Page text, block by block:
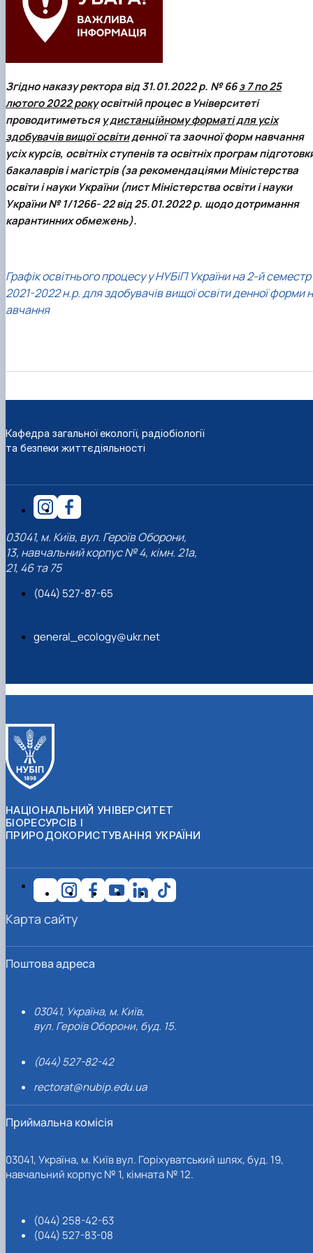
Згідно наказу ректора від 31.01.2022 р. № 66з 7 по 25
лютого 2022 рокуосвітній процес в Університеті
проводитиметьсяу дистанційному форматі для усіх
здобувачів вищої освітиденної та заочної форм навчання
усіх курсів, освітніх ступенів та освітніх програм
бакалаврів і магістрів (за рекомендаціями Міністерства
освіти і науки України (лист Міністерства освіти і науки
України № 1/1266- 22 від 25.01.2022 р. щодо дотримання
карантинних обмежень).
Графік освітнього процесу у НУБіП України на 2-й семестр
2021-2022 н.р. для здобувачів вищої освіти денної форми н
авчання
Кафедра загальної екології, радіобіології
та безпеки життєдіяльності
03041, м. Київ, вул. Героїв Оборони,
13, навчальний корпус № 4, кімн. 21а,
21, 46 та 75
(044) 527-87-65
general_ecology@ukr.net
НАЦІОНАЛЬНИЙ УНІВЕРСИТЕТ
БІОРЕСУРСІВ І
ПРИРОДОКОРИСТУВАННЯ УКРАЇНИ
Поштова адреса
03041, Україна, м. Київ,
вул. Героїв Оборони, буд. 15.
(044) 527-82-42
rectorat@nubip.edu.ua
Приймальна комісія
03041, Україна, м. Київ вул. Горіхуватський шлях, буд. 19,
навчальний корпус № 1, кімната № 12.
(044) 258-42-63
(044) 527-83-08
Карта сайту